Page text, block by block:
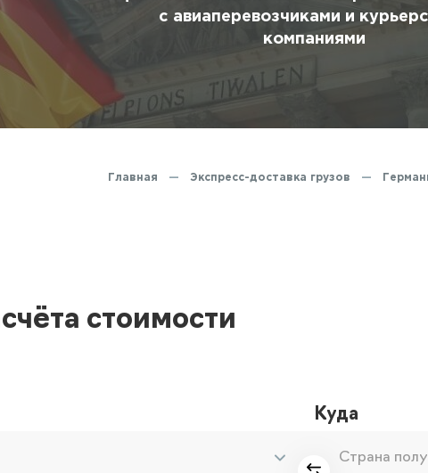
декларирование
Помощь
с авиаперевозчиками и
компаниями
Главная — Экспресс-доставка грузов —
стоимости
Куда
Страна